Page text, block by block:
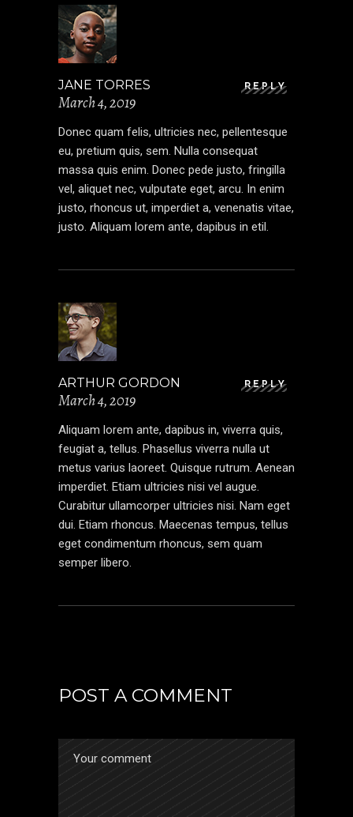
JANE TORRES
March 4, 2019
REPLY
Donec quam felis, ultricies nec, pellentesque
eu, pretium quis, sem. Nulla consequat
massa quis enim. Donec pede justo, fringilla
vel, aliquet nec, vulputate eget, arcu. In enim
justo, rhoncus ut, imperdiet a, venenatis vitae,
justo. Aliquam lorem ante, dapibus in etil.
ARTHUR GORDON
March 4, 2019
REPLY
Aliquam lorem ante, dapibus in, viverra quis,
feugiat a, tellus. Phasellus viverra nulla ut
metus varius laoreet. Quisque rutrum. Aenean
imperdiet. Etiam ultricies nisi vel augue.
Curabitur ullamcorper ultricies nisi. Nam eget
dui. Etiam rhoncus. Maecenas tempus, tellus
eget condimentum rhoncus, sem quam
semper libero.
POST A COMMENT